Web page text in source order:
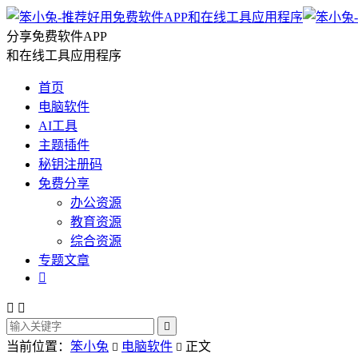
分享免费软件APP
和在线工具应用程序
首页
电脑软件
AI工具
主题插件
秘钥注册码
免费分享
办公资源
教育资源
综合资源
专题文章

 

当前位置： 笨小兔  电脑软件  正文